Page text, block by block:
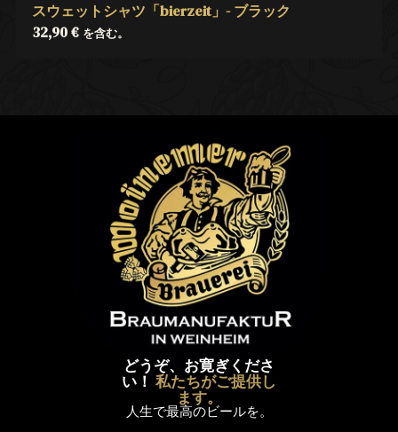
スウェットシャツ「bierzeit」- ブラック
32,90€ を含む。
どうぞ、お寛ぎくださ
い！ 私たちがご提供し
ます。
人生で最高のビールを。